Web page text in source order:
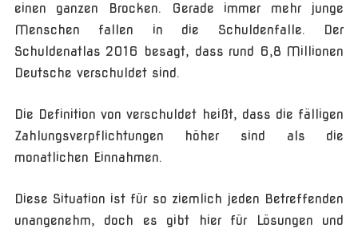
einen ganzen Brocken. Gerade immer mehr junge
Menschen fallen in die Schuldenfalle. Der
Schuldenatlas 2016 besagt, dass rund 6,8 Millionen
Deutsche verschuldet sind.
Die Definition von verschuldet heißt, dass die fälligen
Zahlungsverpflichtungen höher sind als die
monatlichen Einnahmen.
Diese Situation ist für so ziemlich jeden Betreffenden
unangenehm, doch es gibt hier für Lösungen und